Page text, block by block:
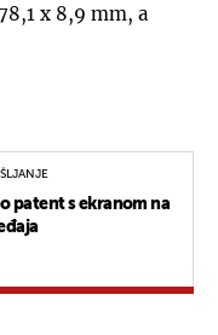
x 8,9 mm, a
patent s ekranom na